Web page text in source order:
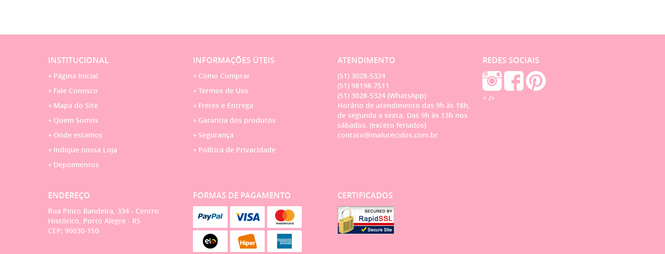
INSTITUCIONAL
Página Inicial
Fale Conosco
Mapa do Site
Quem Somos
Onde estamos
Indique nossa Loja
Depoimentos
INFORMAÇÕES ÚTEIS
Como Comprar
Termos de Uso
Fretes e Entrega
Garantia dos produtos
Segurança
Política de Privacidade
ATENDIMENTO
(51) 3028-5324
(51) 98198-7511
(51) 3028-5324 (WhatsApp)
Horário de atendimento das 9h às 18h,
de segunda a sexta. Das 9h às 13h nos
sábados. (exceto feriados)
contato@malutecidos.com.br
REDES SOCIAIS
< />
ENDEREÇO
Rua Pinto Bandeira, 334 - Centro
Histórico, Porto Alegre - RS
CEP: 90030-150
FORMAS DE PAGAMENTO CERTIFICADOS